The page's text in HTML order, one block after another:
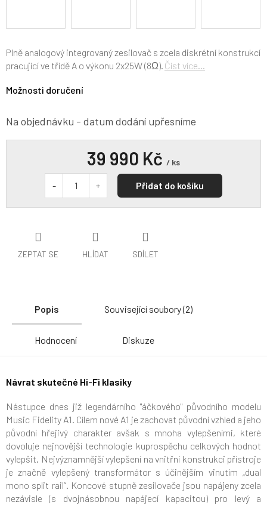
Na objednávku - datum dodání upřesníme
Možnosti doručení
Plně analogový integrovaný zesilovač s zcela diskrétní konstrukcí
pracující ve třídě A o výkonu 2x25W (8Ω). Číst více...
ZEPTAT SE HLÍDAT SDÍLET
39 990 Kč / ks
Přidat do košíku
Popis Související soubory (2)
Hodnocení Diskuze
Návrat skutečné Hi-Fi klasiky
Nástupce dnes již legendárního "áčkového" původního modelu
Music Fidelity A1. Cílem nové A1 je zachovat původní vzhled a jeho
původní hřejivý charakter avšak s mnoha vylepšeními, které
dovoluje nejnovější technologie kuprospěchu celkových hodnot
vylepšit. Nejvýznamnější vylepšení na vnitřní konstrukci přístroje
je značně vylepšený transformátor s účinějším vinutím „dual
mono split rail“. Koncové stupně zesilovače jsou napájeny zcela
nezávisle (s dvojnásobnou napájecí kapacitou) pro levý a